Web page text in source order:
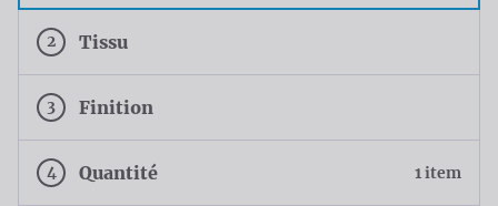
2 Tissu
3 Finition
4 Quantité 1 item